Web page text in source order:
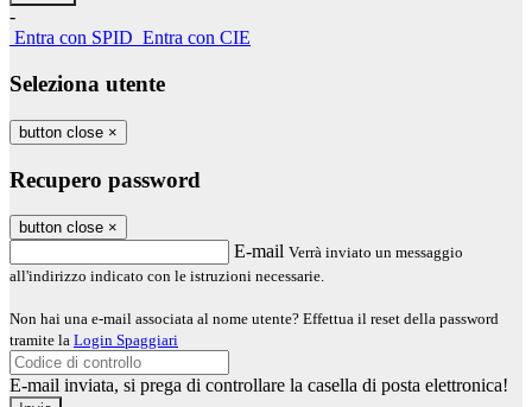
-
Entra con SPID Entra con CIE
Seleziona utente
button close ×
Recupero password
button close ×
E-mail Verrà inviato un messaggio
all'indirizzo indicato con le istruzioni necessarie.
Non hai una e-mail associata al nome utente? Effettua il reset della password
tramite la Login Spaggiari
E-mail inviata, si prega di controllare la casella di posta elettronica!